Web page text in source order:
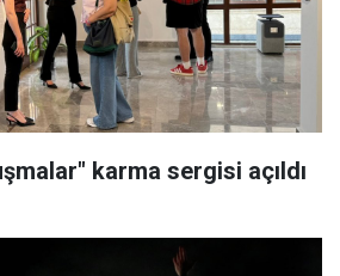
karma sergisi açıldı